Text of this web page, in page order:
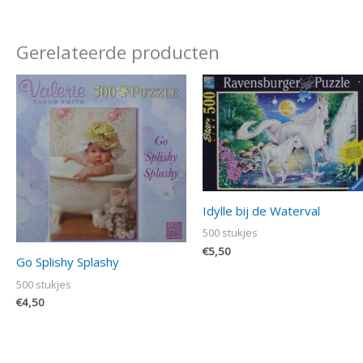
Gerelateerde producten
Go Splishy Splashy
500 stukjes
€4,50
Idylle bij de Waterval
500 stukjes
€5,50